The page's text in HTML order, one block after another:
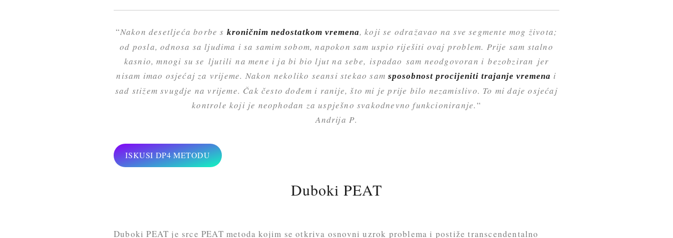
“Nakon desetljeća borbe s kroničnim nedostatkom vremena, koji se odražavao na sve segmente mog života;
od posla, odnosa sa ljudima i sa samim sobom, napokon sam uspio riješiti ovaj problem. Prije sam stalno
kasnio, mnogi su se ljutili na mene i ja bi bio ljut na sebe, ispadao sam neodgovoran i bezobziran jer
nisam imao osjećaj za vrijeme. Nakon nekoliko seansi stekao samsposobnost procijeniti trajanje vremena i
sad stižem svugdje na vrijeme. Čak često dođem i ranije, što mi je prije bilo nezamislivo. To mi daje osjećaj
kontrole koji je neophodan za uspješno svakodnevno funkcioniranje.“
Andrija P.
ISKUSI DP4 METODU
Duboki PEAT
Duboki PEAT je srce PEAT metoda kojim se otkriva osnovni uzrok problema i postiže transcendentalno